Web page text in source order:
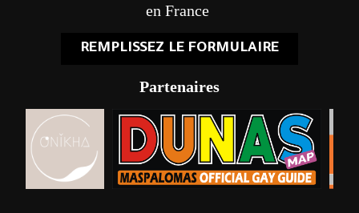
en France
REMPLISSEZ LE FORMULAIRE
Partenaires